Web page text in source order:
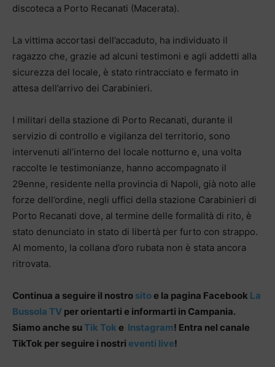
discoteca a Porto Recanati (Macerata).
La vittima accortasi dell’accaduto, ha individuato il
ragazzo che, grazie ad alcuni testimoni e agli addetti alla
sicurezza del locale, è stato rintracciato e fermato in
attesa dell’arrivo dei Carabinieri.
I militari della stazione di Porto Recanati, durante il
servizio di controllo e vigilanza del territorio, sono
intervenuti all’interno del locale notturno e, una volta
raccolte le testimonianze, hanno accompagnato il
29enne, residente nella provincia di Napoli, già noto alle
forze dell’ordine, negli uffici della stazione Carabinieri di
Porto Recanati dove, al termine delle formalità di rito, è
stato denunciato in stato di libertà per furto con strappo.
Al momento, la collana d’oro rubata non è stata ancora
ritrovata.
Continua a seguire il nostro sitoe la pagina Facebook La
Bussola TV per orientarti e informarti in Campania.
Siamo anche suTik Tok e Instagram! Entra nel canale
TikTok per seguire i nostri eventi live!